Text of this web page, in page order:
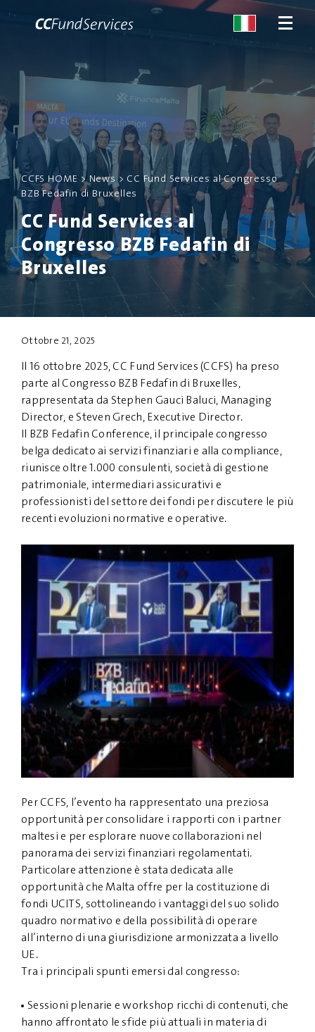
CHI SIAMO
SERVIZI
MALTA
SERVIZI
NEWS
CONTATTACI
CCFS HOME >News > CC Fund Services al Congresso
BZB Fedafin di Bruxelles
CC Fund Services al
Congresso BZB Fedafin di
Bruxelles
Ottobre 21, 2025
Il 16 ottobre 2025, CC Fund Services (CCFS) ha preso
parte al Congresso BZB Fedafin di Bruxelles,
rappresentata da Stephen Gauci Baluci, Managing
Director, e Steven Grech, Executive Director.
Il BZB Fedafin Conference, il principale congresso
belga dedicato ai servizi finanziari e alla compliance,
riunisce oltre 1.000 consulenti, società di gestione
patrimoniale, intermediari assicurativi e
professionisti del settore dei fondi per discutere le più
recenti evoluzioni normative e operative.
Per CCFS, l’evento ha rappresentato una preziosa
opportunità per consolidare i rapporti con i partner
maltesi e per esplorare nuove collaborazioni nel
panorama dei servizi finanziari regolamentati.
Particolare attenzione è stata dedicata alle
opportunità che Malta offre per la costituzione di
fondi UCITS, sottolineando i vantaggi del suo solido
quadro normativo e della possibilità di operare
all’interno di una giurisdizione armonizzata a livello
UE.
Tra i principali spunti emersi dal congresso:
Sessioni plenarie e workshop ricchi di contenuti, che
hanno affrontato le sfide più attuali in materia di